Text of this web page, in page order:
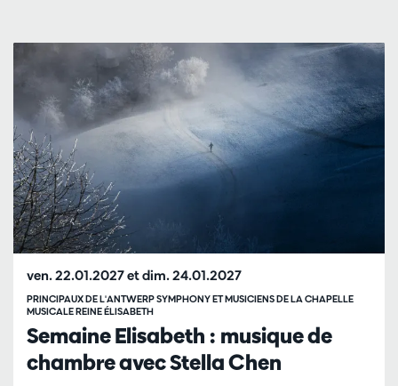
Semaine Elisabeth : musique de
chambre avec Stella Chen
PRINCIPAUX DE L'ANTWERP SYMPHONY ET MUSICIENS DE LA CHAPELLE
MUSICALE REINE ÉLISABETH
ven. 22.01.2027etdim. 24.01.2027